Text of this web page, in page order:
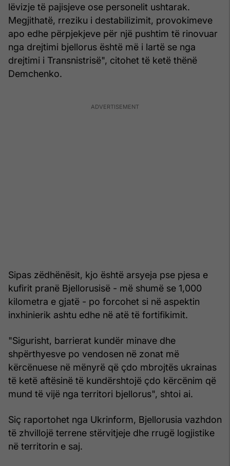
lëvizje të pajisjeve ose personelit ushtarak.
Megjithatë, rreziku i destabilizimit, provokimeve
apo edhe përpjekjeve për një pushtim të rinovuar
nga drejtimi bjellorus është më i lartë se nga
drejtimi i Transnistrisë", citohet të ketë thënë
Demchenko.
Sipas zëdhënësit, kjo është arsyeja pse pjesa e
kufirit pranë Bjellorusisë - më shumë se 1,000
kilometra e gjatë - po forcohet si në aspektin
inxhinierik ashtu edhe në atë të fortifikimit.
"Sigurisht, barrierat kundër minave dhe
shpërthyesve po vendosen në zonat më
kërcënuese në mënyrë që çdo mbrojtës ukrainas
të ketë aftësinë të kundërshtojë çdo kërcënim që
mund të vijë nga territori bjellorus", shtoi ai.
Siç raportohet nga Ukrinform, Bjellorusia vazhdon
të zhvillojë terrene stërvitjeje dhe rrugë logjistike
në territorin e saj.